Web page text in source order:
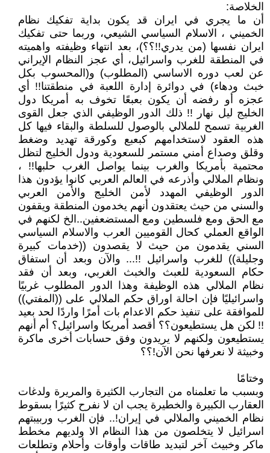
الخلاصة:
أن ما يجري في ايران قد يكون بداية تفكيك نظام
الخميني ، الاسلام السياسي الشيعي، وربما حتى تفكيك
ايران نفسها (من يدري!!؟؟)، بعد انتهاء وظيفته واهميته
في المنطقة للغرب واسرائيل، أي عجز النظام الإيراني
عن لعب دوره الاساسي (المطلوب) و(المحسوب بكل
خبث ودهاء) في دوائرة إدارة اللعبة في منطقتنا!! أي
عجزه أو رفضه أن يكون بعبعًا تخوف به أمريكا دول
الخليج ليل نهار !! ذلك الدور الوظيفي الذي جعل القوى
الغربية تسمح للملالي بالوصول للسلطة والبقاء فيها كل
هذه العقود لاستخدامهم كبعبع وكورقة تهديد وضغط
وقلق وصداع أمني مستمر للسعودية ودول الخليج لتظل
محتمية بأمريكا والغرب بينما يواصل الغرب حلبها!! ،
ونظام الملالي وأذرعه في العالم العربي كانوا يؤدون هذا
الدور الوظيفي المهدد لأمن الخليج والأمن العربي
والسني من حيث يعتقدون أنهم يخدمون المنطقة ويقفون
مع الحق ومع فلسطين ومع المستضعفين..الخ لكنهم في
الواقع العملي كحال القوميين العرب والاسلام السياسي
السني يقدمون من حيث لا يقصدون ((خدمات كبيرة
وجليلة)) للغرب واسرائيل !!... والآن وبعد أن استفاق
حكام السعودية للعبث والخبث الغربي، وبعد أن فقد
نظام الملالي هذه الوظيفة وهذا الدور المطلوب غربيًا
واسرائيليًا فإن احالة اوراق حكم الملالي على ((المفتي))
للموافقة على تنفيذ حكم الاعدام بات أمرًا واردًا لحد بعيد
!! لكن هل يستطيعون؟؟ أقصد أمريكا واسرائيل؟ أم أنهم
يستطيعون ولكنهم لا يريدون وفق حسابات أخرى ماكرة
وخبيثة لا نعرفها نحن الآن!؟؟
وختامًا
وبسبب ما تعلمناه من التجارب الكثيرة والمريرة ولدغات
العقارب الكبيرة والخطيرة يجب ان لا نفرح كثيرًا بسقوط
نظام الخميني والملالي في إيران!.. فإن الغرب وربيبتهم
اسرائيل لا يتخلصون من هذا النظام الا ولديهم مخطط
ماكر وخبيث آخر لتبديد طاقات وأوقات وأحلام وتطلعات